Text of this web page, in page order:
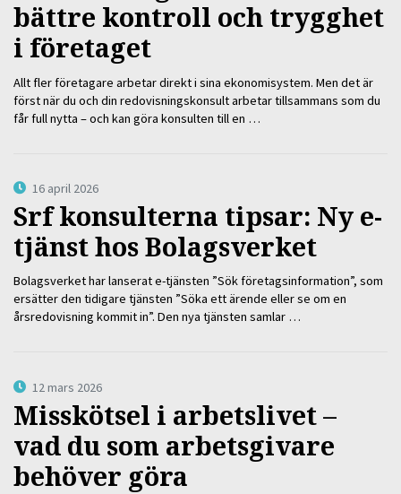
bättre kontroll och trygghet
i företaget
Allt fler företagare arbetar direkt i sina ekonomisystem. Men det är
först när du och din redovisningskonsult arbetar tillsammans som du
får full nytta – och kan göra konsulten till en …
16 april 2026
Srf konsulterna tipsar: Ny e-
tjänst hos Bolagsverket
Bolagsverket har lanserat e-tjänsten ”Sök företagsinformation”, som
ersätter den tidigare tjänsten ”Söka ett ärende eller se om en
årsredovisning kommit in”. Den nya tjänsten samlar …
12 mars 2026
Misskötsel i arbetslivet –
vad du som arbetsgivare
behöver göra